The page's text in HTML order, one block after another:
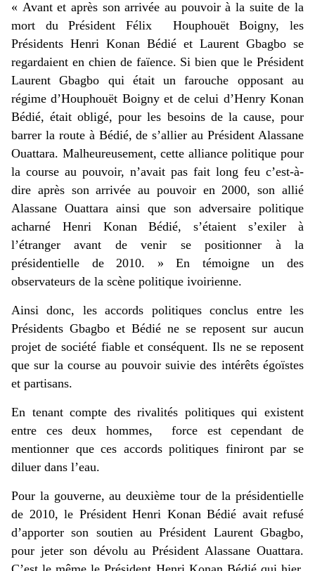
« Avant et après son arrivée au pouvoir à la suite de la
mort du Président Félix Houphouët Boigny, les
Présidents Henri Konan Bédié et Laurent Gbagbo se
regardaient en chien de faïence. Si bien que le Président
Laurent Gbagbo qui était un farouche opposant au
régime d’Houphouët Boigny et de celui d’Henry Konan
Bédié, était obligé, pour les besoins de la cause, pour
barrer la route à Bédié, de s’allier au Président Alassane
Ouattara. Malheureusement, cette alliance politique pour
la course au pouvoir, n’avait pas fait long feu c’est-à-
dire après son arrivée au pouvoir en 2000, son allié
Alassane Ouattara ainsi que son adversaire politique
acharné Henri Konan Bédié, s’étaient s’exiler à
l’étranger avant de venir se positionner à la
présidentielle de 2010. » En témoigne un des
observateurs de la scène politique ivoirienne.
Ainsi donc, les accords politiques conclus entre les
Présidents Gbagbo et Bédié ne se reposent sur aucun
projet de société fiable et conséquent. Ils ne se reposent
que sur la course au pouvoir suivie des intérêts égoïstes
et partisans.
En tenant compte des rivalités politiques qui existent
entre ces deux hommes, force est cependant de
mentionner que ces accords politiques finiront par se
diluer dans l’eau.
Pour la gouverne, au deuxième tour de la présidentielle
de 2010, le Président Henri Konan Bédié avait refusé
d’apporter son soutien au Président Laurent Gbagbo,
pour jeter son dévolu au Président Alassane Ouattara.